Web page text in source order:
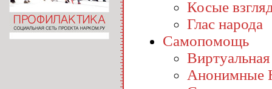
Косые
Глас народа
Самопомощь
Анонимные